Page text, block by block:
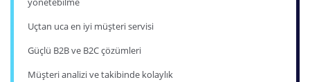
Uçtan uca en iyi müşteri servisi
Güçlü B2B ve B2C çözümleri
Müşteri analizi ve takibinde kolaylık